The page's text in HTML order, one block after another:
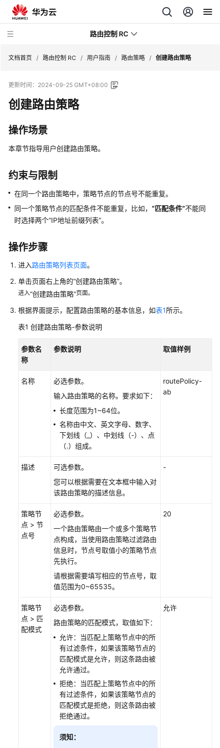
路由控制 RC
用
户
指
路
略
路
由
策
概
述
建
路
由
略
将
的
路
定
ER
的
文档首页 / 路由控制 RC / 用户指南 / 路由策略 / 创建路由策略
更新时间： 2024-09-25 GMT+08:00
创建路由策略
操作场景
本章节指导用户创建路由策略。
约束与限制
在同一个路由策略中，策略节点的节点号不能重复。
同一个策略节点的匹配条件不能重复，比如， “匹配条件”不能同
时选择两个“IP地址前缀列表”。
操作步骤
进入路由策略列表页面。
单击页面右上角的“创建路由策略”。
进入“创建路由策略”页面。
根据界面提示，配置路由策略的基本信息，如表1所示。
表1 创建路由策略-参数说明
参数名
称
参数说明 取值样例
名称
必选参数。
输入路由策略的名称。要求如下：
长度范围为1~64位。
名称由中文、英文字母、数字、
下划线（_）、中划线（-）、点
（.）组成。
routePolicy-
ab
描述
可选参数。
您可以根据需要在文本框中输入对
该路由策略的描述信息。
-
策略节
点 > 节
点号
必选参数。
一个路由策略由一个或多个策略节
点构成，当使用路由策略过滤路由
信息时，节点号取值小的策略节点
先执行。
请根据需要填写相应的节点号，取
值范围为0~65535。
20
策略节
点 > 匹
配模式
必选参数。
路由策略的匹配模式，取值如下：
允许：当匹配上策略节点中的所
有过滤条件，如果该策略节点的
匹配模式是允许，则这条路由被
允许通过。
拒绝：当匹配上策略节点中的所
有过滤条件，如果该策略节点的
匹配模式是拒绝，则这条路由被
拒绝通过。
须知：
允许